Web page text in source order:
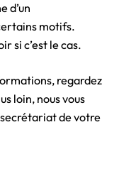
d’un
motifs.
si c’est le cas.
regardez
loin, nous vous
de votre